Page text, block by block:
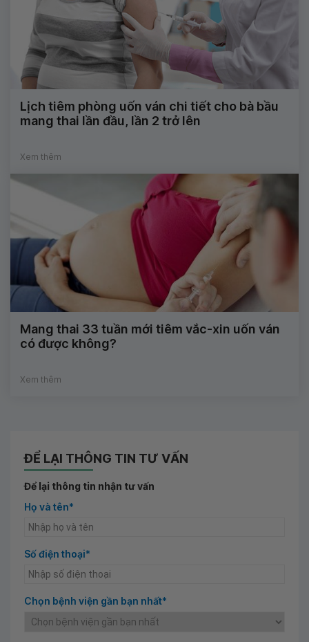
Lịch tiêm phòng uốn ván chi tiết cho bà bầu
mang thai lần đầu, lần 2 trở lên
Xem thêm
Mang thai 33 tuần mới tiêm vắc-xin uốn ván
có được không?
Xem thêm
ĐỂ LẠI THÔNG TIN TƯ VẤN
Để lại thông tin nhận tư vấn
Họ và tên*
Số điện thoại*
Chọn bệnh viện gần bạn nhất*